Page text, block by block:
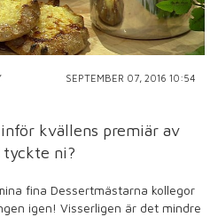
SEPTEMBER 07, 2016 10:54
kvällens premiär av
tyckte ni?
fina Dessertmästarna kollegor
igen! Visserligen är det mindre